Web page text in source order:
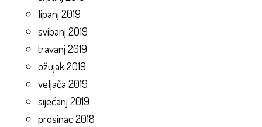
lipanj 2019
svibanj 2019
travanj 2019
ožujak 2019
veljača 2019
siječanj 2019
prosinac 2018